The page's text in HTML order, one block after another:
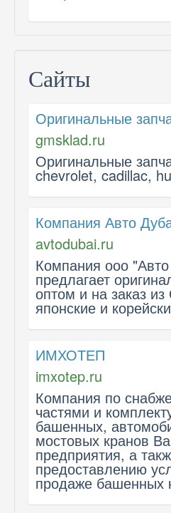
Сайты
Оригинальные
gmsklad.ru
Оригинальные
chevrolet, cadillac,
Компания Авто
avtodubai.ru
Компания ооо
предлагает
оптом и на заказ
японские и
ИМХОТЕП
imxotep.ru
Компания по
частями и
башенных,
мостовых кранов
предприятия, а
предоставлению
продаже башенных